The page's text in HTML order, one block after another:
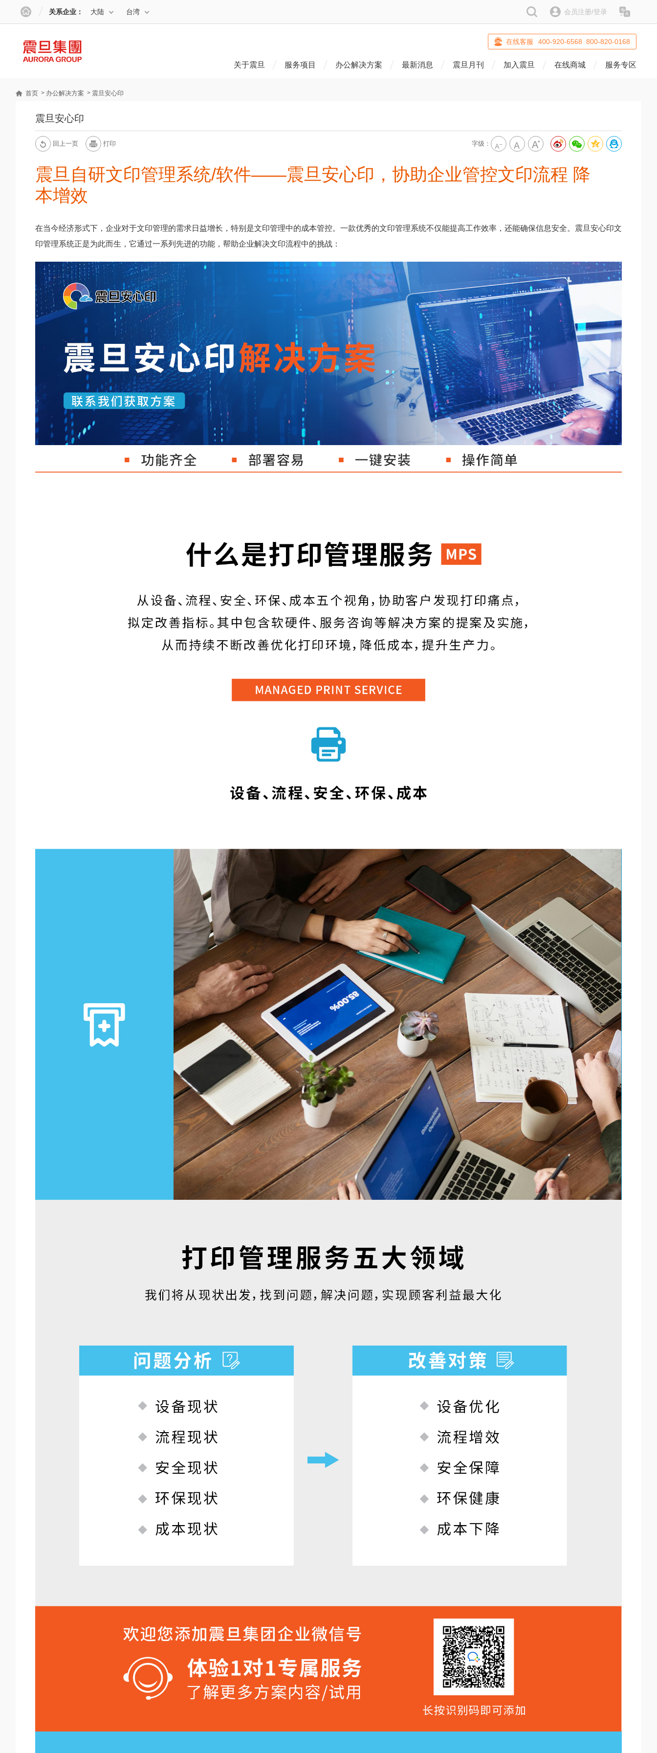
关系企业： 大陆 台湾 搜索 会员注册/登录
在线客服 400-920-6568 800-820-0168
关于震旦 服务项目 办公解决方案 最新消息 震旦月刊 加入震旦 在线商城 服务专区
首页 办公解决方案 震旦安心印
震旦安心印
回上一页 打印 字级：
震旦自研文印管理系统/软件——震旦安心印，协助企业管控文印流程 降
本增效
在当今经济形式下，企业对于文印管理的需求日益增长，特别是文印管理中的成本管控。一款优秀的文印管理系统不仅能提高工作效率，还能确保信息安全。震旦安心印文
印管理系统正是为此而生，它通过一系列先进的功能，帮助企业解决文印流程中的挑战：